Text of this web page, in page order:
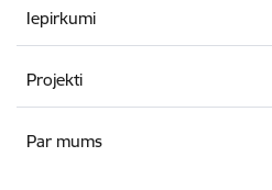
Iepirkumi
Projekti
Par mums